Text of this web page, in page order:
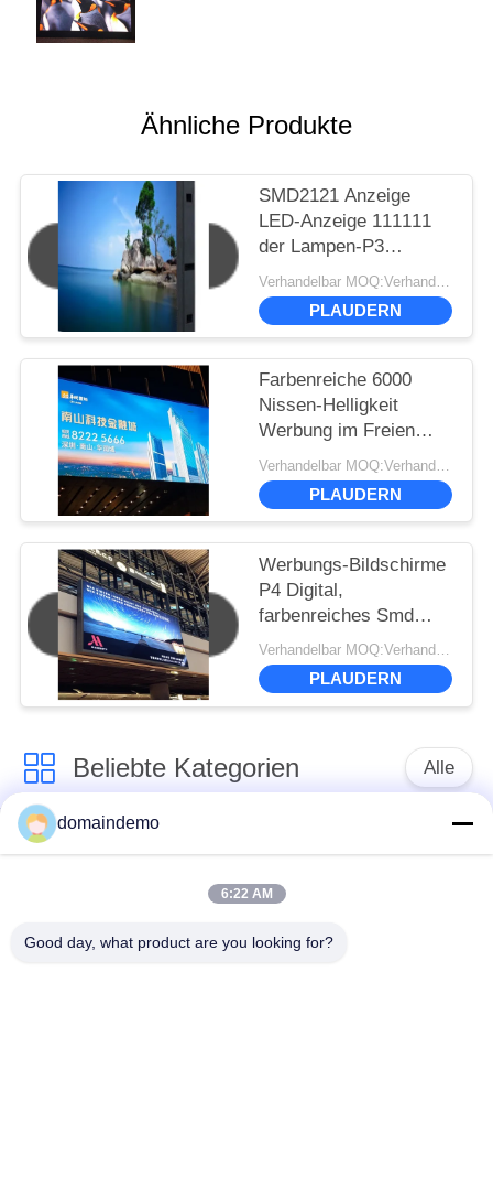
Ähnliche Produkte
SMD2121 Anzeige
LED-Anzeige 111111
der Lampen-P3
Punkte/sqm Helligkeit
Pixel-1100 cd/㎡
PLAUDERN
Farbenreiche 6000
Nissen-Helligkeit
Werbung im Freien
SMD2727 LED-
Anzeigen-P6
Verhandelbar MOQ:Verhandlung
PLAUDERN
Werbungs-Bildschirme
P4 Digital,
farbenreiches Smd
führten den Innen
Bildschirm
Verhandelbar MOQ:Verhandlung
PLAUDERN
Beliebte Kategorien Alle
LED-Display mit
Werbe -LED -Anzeige
farbenreiche geführte
kleines Pixel -Pitch -
domaindemo
6:22 AM
Good day, what product are you looking for?